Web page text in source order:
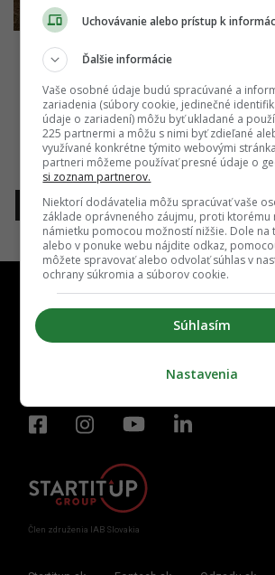
Člen združenia IAB Slovakia
Uchovávanie alebo prístup k
Ďalšie informácie
Vaše osobné údaje budú spracúvané a
zariadenia (súbory cookie, jedinečné
údaje o zariadení) môžu byť ukladané a
225 partnermi a môžu s nimi byť zdieľané
využívané konkrétne týmito webovými
partneri môžeme používať presné údaje o
si zoznam partnerov.
Niektorí dodávatelia môžu spracúvať vaše
základe oprávneného záujmu, proti ktorému
námietku pomocou možností nižšie. Dole na
alebo v ponuke webu nájdite odkaz,
môžete spravovať alebo odvolať súhlas v
ochrany súkromia a súborov cookie.
Súhlasím
Nastavenia